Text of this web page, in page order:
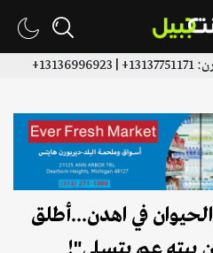
في اهدن...أطلق